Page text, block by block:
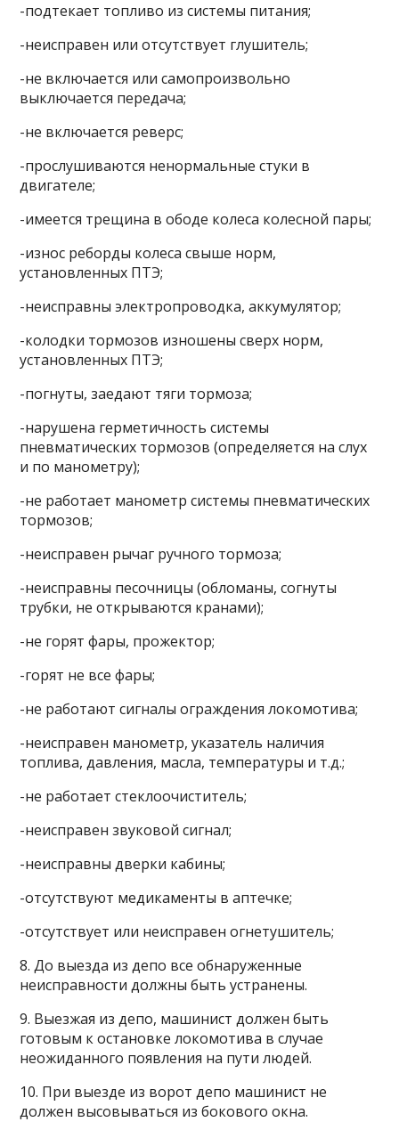
-подтекает топливо из системы питания;
-неисправен или отсутствует глушитель;
-не включается или самопроизвольно
выключается передача;
-не включается реверс;
-прослушиваются ненормальные стуки в
двигателе;
-имеется трещина в ободе колеса колесной пары;
-износ реборды колеса свыше норм,
установленных ПТЭ;
-неисправны электропроводка, аккумулятор;
-колодки тормозов изношены сверх норм,
установленных ПТЭ;
-погнуты, заедают тяги тормоза;
-нарушена герметичность системы
пневматических тормозов (определяется на слух
и по манометру);
-не работает манометр системы пневматических
тормозов;
-неисправен рычаг ручного тормоза;
-неисправны песочницы (обломаны, согнуты
трубки, не открываются кранами);
-не горят фары, прожектор;
-горят не все фары;
-не работают сигналы ограждения локомотива;
-неисправен манометр, указатель наличия
топлива, давления, масла, температуры и т.д.;
-не работает стеклоочиститель;
-неисправен звуковой сигнал;
-неисправны дверки кабины;
-отсутствуют медикаменты в аптечке;
-отсутствует или неисправен огнетушитель;
8. До выезда из депо все обнаруженные
неисправности должны быть устранены.
9. Выезжая из депо, машинист должен быть
готовым к остановке локомотива в случае
неожиданного появления на пути людей.
10. При выезде из ворот депо машинист не
должен высовываться из бокового окна.